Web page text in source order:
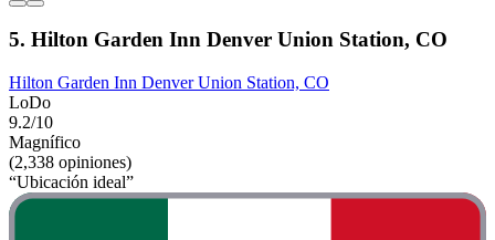
5. Hilton Garden Inn Denver Union Station, CO
Hilton Garden Inn Denver Union Station, CO
LoDo
9.2/10
Magnífico
(2,338 opiniones)
“Ubicación ideal”